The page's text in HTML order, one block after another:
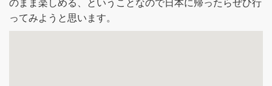
ってみようと思います。